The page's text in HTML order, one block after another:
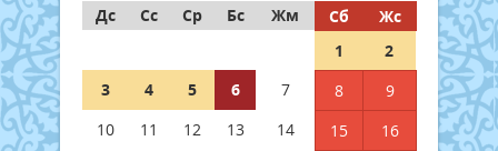
Дс
Сс Ср Бс Жм Сб
Жс
1
2
3
4 5 6 7 8
9
10
11 12 13 14 15
16